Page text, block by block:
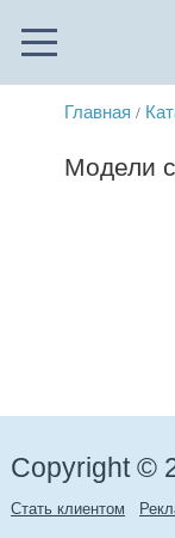
Главная /
Модели
Copyright ©
Стать клиентом